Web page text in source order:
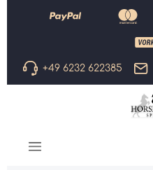
Zum Hauptinhalt springen
+49 6232 622385